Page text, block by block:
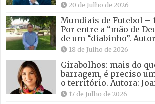
20 de Julho de 2026
Mundiais de Futebol –
Por entre a “mão de
de um “diabinho”.
18 de Julho de 2026
Girabolhos: mais do
barragem, é preciso
o território. Autora:
17 de Julho de 2026